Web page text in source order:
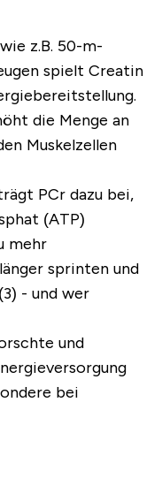
z.B. 50-m-
spielt Creatin
die Menge an
Muskelzellen
PCr dazu bei,
(ATP)
mehr
sprinten und
- und wer
und
bei